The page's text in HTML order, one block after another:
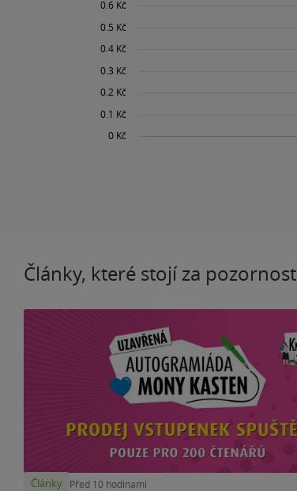
Články, které stojí za pozornost
Články Před 10 hodinami